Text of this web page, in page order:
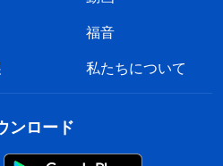
福音
私たちについて
ンロード